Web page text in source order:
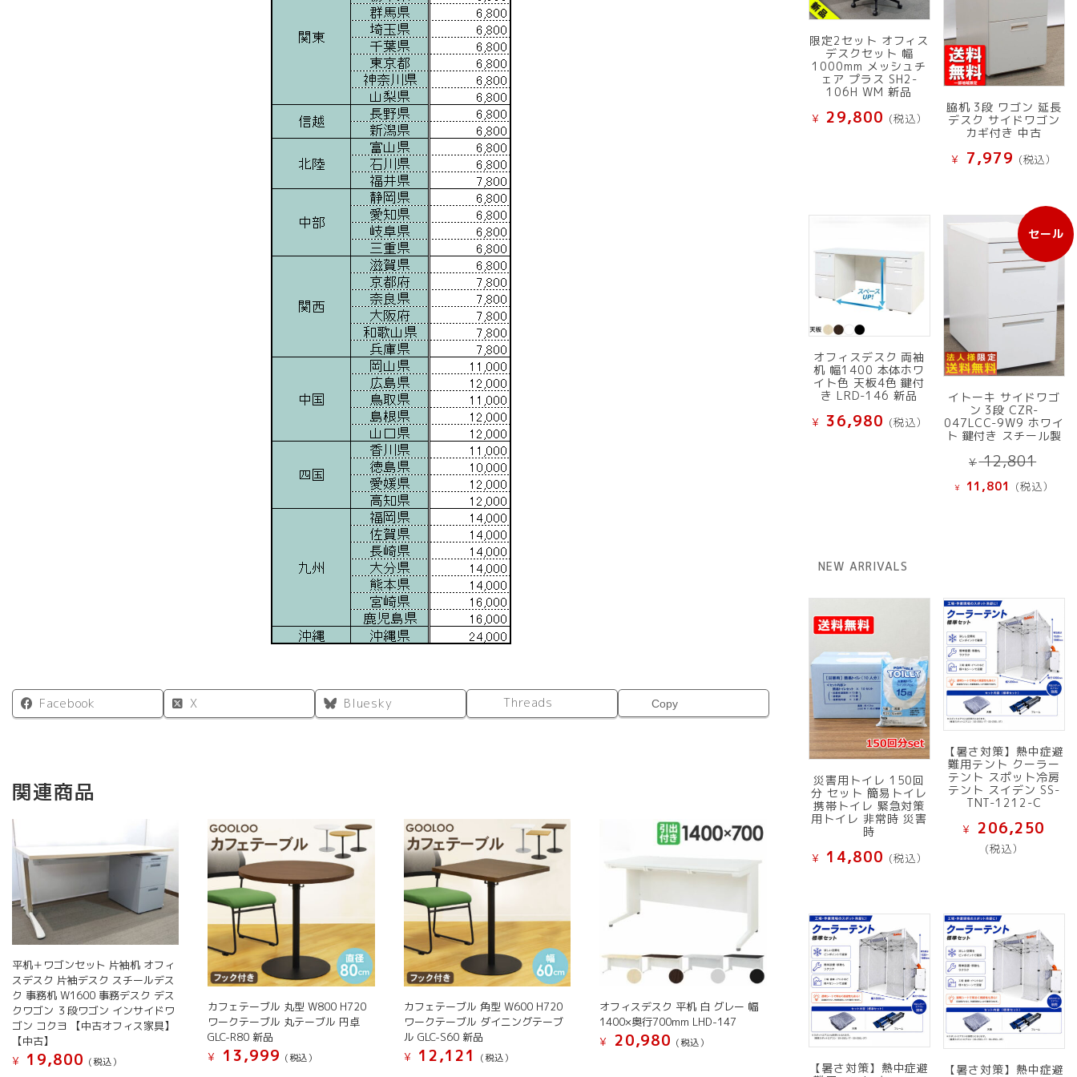
Facebook X Bluesky Threads Copy
関連商品
平机＋ワゴンセット 片袖机 オフィ
スデスク 片袖デスク スチールデス
ク 事務机 W1600 事務デスク デス
クワゴン ３段ワゴン インサイドワ
ゴン コクヨ 【中古オフィス家具】
【中古】
¥
19,800 (税込）
カフェテーブル 丸型 W800 H720
ワークテーブル 丸テーブル 円卓
GLC-R80 新品
¥
13,999 (税込）
カフェテーブル 角型 W600 H720
ワークテーブル ダイニングテーブ
ル GLC-S60 新品
¥
12,121 (税込）
オフィスデスク 平机 白 グレー 幅
1400×奥行700mm LHD-147
¥
20,980 (税込）
限定2セット オフィス
デスクセット 幅
1000mm メッシュチ
ェア プラス SH2-
106H WM 新品
¥ 29,800 (税込）
脇机 3段 ワゴン 延長
デスク サイドワゴン
カギ付き 中古
¥ 7,979 (税込）
オフィスデスク 両袖
机 幅1400 本体ホワ
イト色 天板4色 鍵付
き LRD-146 新品
¥ 36,980 (税込）
セール
販
売
中
品
イトーキ サイドワゴ
ン 3段 CZR-
047LCC-9W9 ホワイ
ト 鍵付き スチール製
¥12,801
の
価
¥ 11,801 現
す。
(税込）
NEW ARRIVALS
災害用トイレ 150回
分 セット 簡易トイレ
携帯トイレ 緊急対策
用トイレ 非常時 災害
時
¥ 14,800 (税込）
【暑さ対策】熱中症避
難用テント クーラー
テント スポット冷房
テント スイデン SS-
TNT-1212-C
¥ 206,250
(税込）
【暑さ対策】熱中症避
【暑さ対策】熱中症避